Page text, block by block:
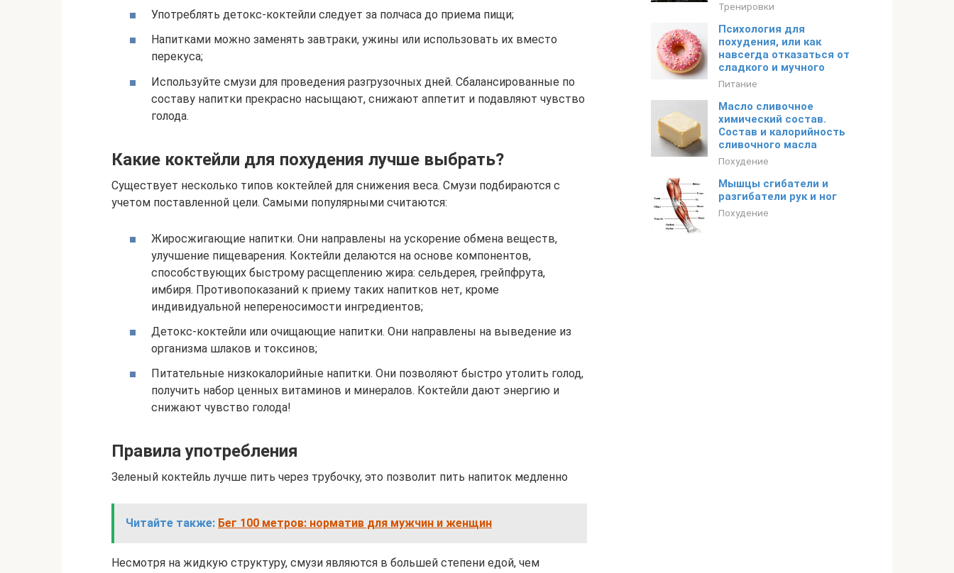
Употреблять детокс-коктейли следует за полчаса до приема пищи;
Напитками можно заменять завтраки, ужины или использовать их вместо
перекуса;
Используйте смузи для проведения разгрузочных дней. Сбалансированные по
составу напитки прекрасно насыщают, снижают аппетит и подавляют чувство
голода.
Какие коктейли для похудения лучше выбрать?
Существует несколько типов коктейлей для снижения веса. Смузи подбираются с
учетом поставленной цели. Самыми популярными считаются:
Жиросжигающие напитки. Они направлены на ускорение обмена веществ,
улучшение пищеварения. Коктейли делаются на основе компонентов,
способствующих быстрому расщеплению жира: сельдерея, грейпфрута,
имбиря. Противопоказаний к приему таких напитков нет, кроме
индивидуальной непереносимости ингредиентов;
Детокс-коктейли или очищающие напитки. Они направлены на выведение из
организма шлаков и токсинов;
Питательные низкокалорийные напитки. Они позволяют быстро утолить голод,
получить набор ценных витаминов и минералов. Коктейли дают энергию и
снижают чувство голода!
Правила употребления
Зеленый коктейль лучше пить через трубочку, это позволит пить напиток медленно
Читайте также: Бег 100 метров: норматив для мужчин и женщин
Несмотря на жидкую структуру, смузи являются в большей степени едой, чем
Тренировки
Психология для
похудения, или как
навсегда отказаться от
сладкого и мучного
Питание
Масло сливочное
химический состав.
Состав и калорийность
сливочного масла
Похудение
Мышцы сгибатели и
разгибатели рук и ног
Похудение